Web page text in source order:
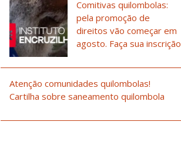
Comitivas quilombolas:
pela promoção de
direitos vão começar em
agosto. Faça sua inscrição
Atenção comunidades quilombolas!
Cartilha sobre saneamento quilombola